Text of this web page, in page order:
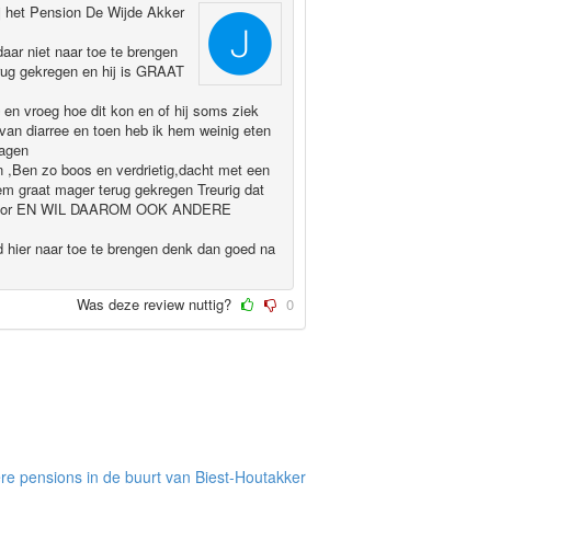
het Pension De Wijde Akker
niet naar toe te brengen
gekregen en hij is GRAAT
vroeg hoe dit kon en of hij soms ziek
diarree en toen heb ik hem weinig eten
zo boos en verdrietig,dacht met een
graat mager terug gekregen Treurig dat
EN WIL DAAROM OOK ANDERE
naar toe te brengen denk dan goed na
Was deze review nuttig? 0
pensions in de buurt van Biest-Houtakker